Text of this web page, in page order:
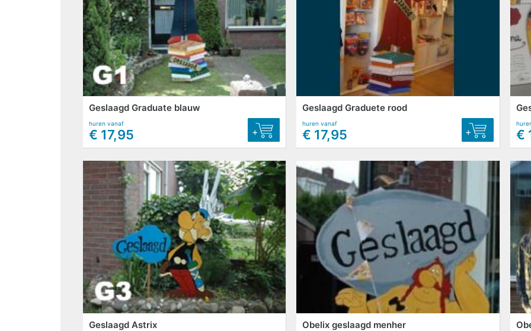
Geslaagd Graduate blauw
huren vanaf
€ 17,95 +
Geslaagd Graduete rood
huren vanaf
€ 17,95 + €
Geslaagd Astrix Obelix geslaagd menher